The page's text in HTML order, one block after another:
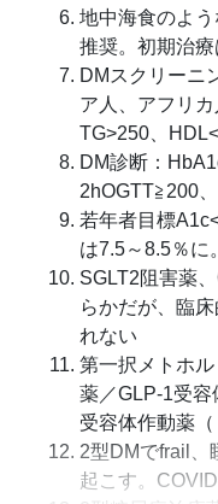
地中海食のよ
推奨。初期治
DMスクリーニ
ア人、アフリカ
TG>250、
DM診断：
2hOGTT≧200
若年者目標
は7.5～8.5％に
SGLT2阻害薬
らかだが、臨
れない
第一択メトホ
薬／GLP-1受
受容体作動薬
2型DMでfrail、
起こす。